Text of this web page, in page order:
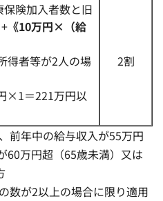
険加入者数と旧
《10万円×（給
得者等が2人の場
×1＝221万円以
2割
前年中の給与収入が55万円
60万円超（65歳未満）又は
数が2以上の場合に限り適用